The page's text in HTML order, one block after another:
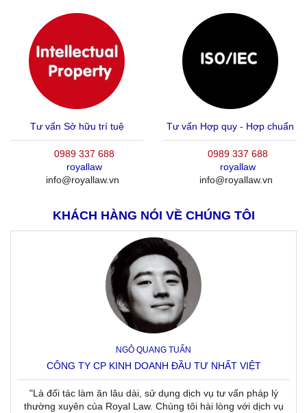
Tư vấn Sở hữu trí tuệ
0989 337 688
royallaw
info@royallaw.vn
Tư vấn Hợp quy - Hợp chuẩn
0989 337 688
royallaw
info@royallaw.vn
KHÁCH HÀNG NÓI VỀ CHÚNG TÔI
NGÔ QUANG TUẤN
CÔNG TY CP KINH DOANH ĐẦU TƯ NHẤT VIỆT
"Là đối tác làm ăn lâu dài, sử dụng dịch vụ tư vấn pháp lý
thường xuyên của Royal Law. Chúng tôi hài lòng với dịch vụ